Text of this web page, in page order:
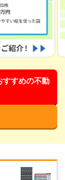
すすめの不動